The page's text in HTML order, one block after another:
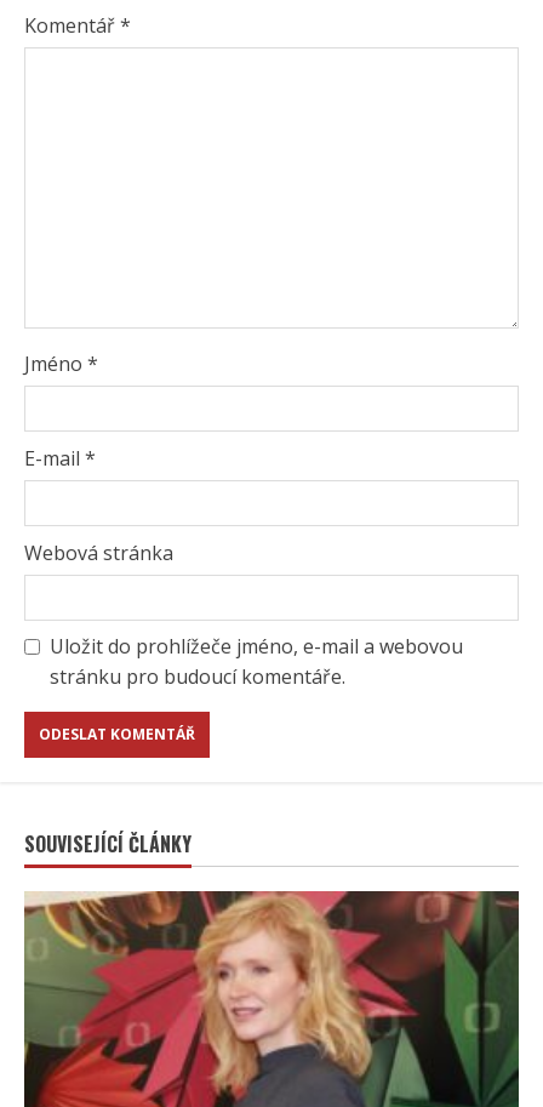
Komentář*
Jméno *
E-mail *
Webová stránka
Uložit do prohlížeče jméno, e-mail a webovou
stránku pro budoucí komentáře.
SOUVISEJÍCÍ ČLÁNKY